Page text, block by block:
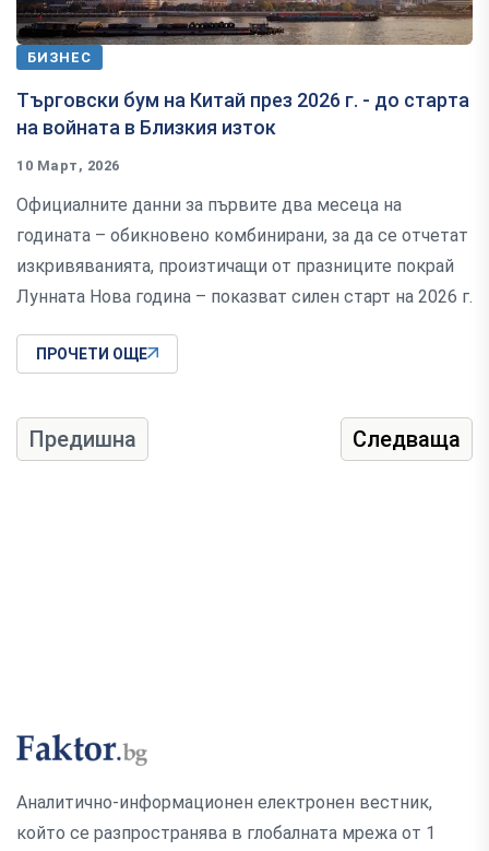
БИЗНЕС
Търговски бум на Китай през 2026 г. - до старта
на войната в Близкия изток
10 Март, 2026
Официалните данни за първите два месеца на
годината – обикновено комбинирани, за да се отчетат
изкривяванията, произтичащи от празниците покрай
Лунната Нова година – показват силен старт на 2026 г.
ПРОЧЕТИ ОЩЕ
Предишна Следваща
Аналитично-информационен електронен вестник,
който се разпространява в глобалната мрежа от 1